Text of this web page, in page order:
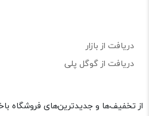
دریافت از بازار
دریافت از گوگل پلی
از تخفیف‌ها و جدیدترین‌های فروشگاه